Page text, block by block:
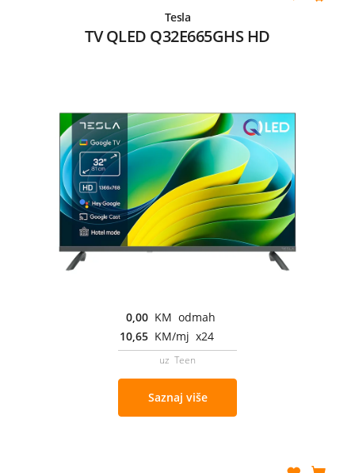
Tesla
TV QLED Q32E665GHS HD
0,00 KM odmah
10,65 KM/mj x24
uz Teen
Saznaj više